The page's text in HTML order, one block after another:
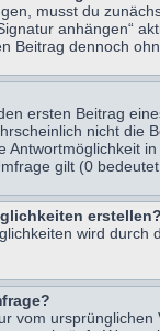
musst du
anhängen“
Beitrag dennoch
ersten Beitrag
nicht die
gilt (0
wird
vom